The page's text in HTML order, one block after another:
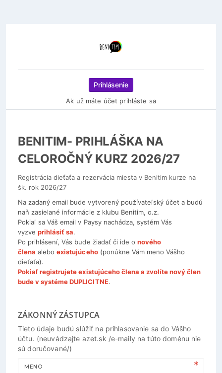
Prihlásenie
Ak už máte účet prihláste sa
BENITIM- PRIHLÁŠKA NA
CELOROČNÝ KURZ 2026/27
Registrácia dieťaťa a rezervácia miesta v Benitim kurze na
šk. rok 2026/27
Na zadaný email bude vytvorený používateľský účet a budú
naň zasielané informácie z klubu Benitim, o.z.
Pokiaľ sa Váš email v Paysy nachádza, systém Vás
vyzveprihlásiť sa.
Po prihlásení, Vás bude žiadať či ide o nového
člena aleboexistujúceho(ponúkne Vám meno Vášho
dieťaťa).
Pokiaľ registrujete existujúceho člena a zvolíte nový člen
bude v systéme DUPLICITNE.
ZÁKONNÝ ZÁSTUPCA
Tieto údaje budú slúžiť na prihlasovanie sa do Vášho
účtu. (neuvádzajte azet.sk /e-maily na túto doménu nie
sú doručované/)
MENO